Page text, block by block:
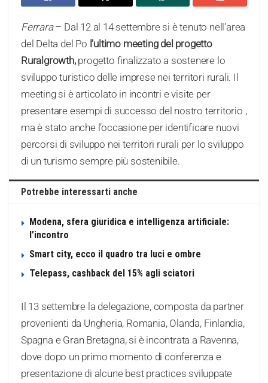
Ferrara– Dal 12 al 14 settembre si è tenuto nell’area
del Delta del Po l’ultimo meeting del progetto
Ruralgrowth,progetto finalizzato a sostenere lo
sviluppo turistico delle imprese nei territori rurali. Il
meeting si è articolato in incontri e visite per
presentare esempi di successo del nostro territorio ,
ma è stato anche l’occasione per identificare nuovi
percorsi di sviluppo nei territori rurali per lo sviluppo
di un turismo sempre più sostenibile.
Potrebbe interessarti anche
Modena, sfera giuridica e intelligenza artificiale:
l’incontro
Smart city, ecco il quadro tra luci e ombre
Telepass, cashback del 15% agli sciatori
Il 13 settembre la delegazione, composta da partner
provenienti da Ungheria, Romania, Olanda, Finlandia,
Spagna e Gran Bretagna, si è incontrata a Ravenna,
dove dopo un primo momento di conferenza e
presentazione di alcune best practices sviluppate